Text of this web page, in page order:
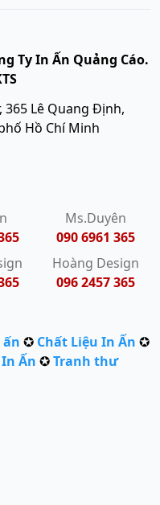
Ty In Ấn Quảng Cáo.
365 Lê Quang Định,
Hồ Chí Minh
Ms.Duyên
090 6961 365
Hoàng Design
096 2457 365
✪ Chất Liệu In Ấn ✪
Ấn ✪Tranh thư